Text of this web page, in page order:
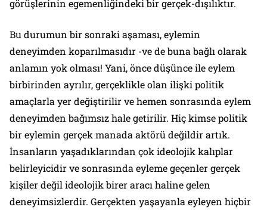
görüşlerinin egemenliğindeki bir gerçek-dışılıktır.
Bu durumun bir sonraki aşaması, eylemin
deneyimden koparılmasıdır -ve de buna bağlı olarak
anlamın yok olması! Yani, önce düşünce ile eylem
birbirinden ayrılır, gerçeklikle olan ilişki politik
amaçlarla yer değiştirilir ve hemen sonrasında eylem
deneyimden bağımsız hale getirilir. Hiç kimse politik
bir eylemin gerçek manada aktörü değildir artık.
İnsanların yaşadıklarından çok ideolojik kalıplar
belirleyicidir ve sonrasında eyleme geçenler gerçek
kişiler değil ideolojik birer aracı haline gelen
deneyimsizlerdir. Gerçekten yaşayanla eyleyen hiçbir